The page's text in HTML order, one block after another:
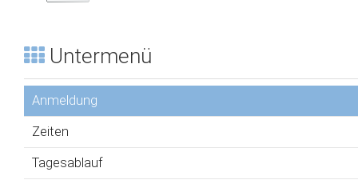
Untermenü
Anmeldung
Zeiten
Tagesablauf